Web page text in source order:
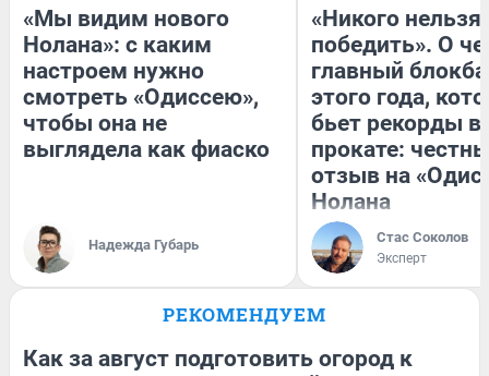
«Мы видим нового
Нолана»: с каким
настроем нужно
смотреть «Одиссею»,
чтобы она не
выглядела как фиаско
Надежда Губарь
«Никого нельзя
победить». О
главный
этого года,
бьет рекорды в
прокате:
отзыв на
Нолана
Стас Соколов
Эксперт
РЕКОМЕНДУЕМ
Как за август подготовить огород к